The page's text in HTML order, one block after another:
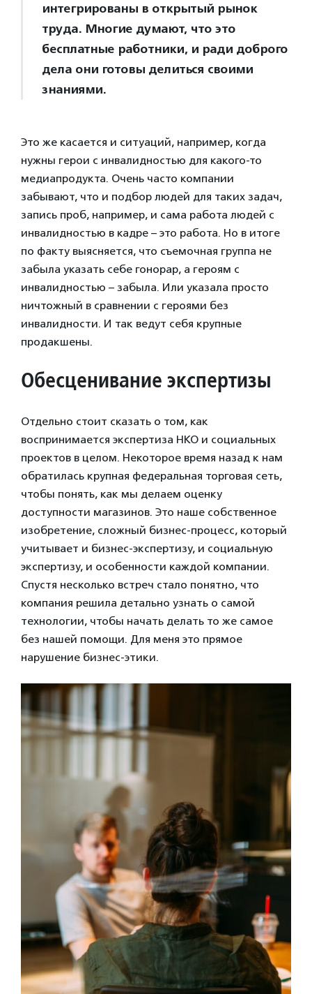
интегрированы в открытый рынок
труда. Многие думают, что это
бесплатные работники, и ради доброго
дела они готовы делиться своими
знаниями.
Это же касается и ситуаций, например, когда
нужны герои с инвалидностью для какого-то
медиапродукта. Очень часто компании
забывают, что и подбор людей для таких задач,
запись проб, например, и сама работа людей с
инвалидностью в кадре – это работа. Но в итоге
по факту выясняется, что съемочная группа не
забыла указать себе гонорар, а героям с
инвалидностью – забыла. Или указала просто
ничтожный в сравнении с героями без
инвалидности. И так ведут себя крупные
продакшены.
Обесценивание экспертизы
Отдельно стоит сказать о том, как
воспринимается экспертиза НКО и социальных
проектов в целом. Некоторое время назад к нам
обратилась крупная федеральная торговая сеть,
чтобы понять, как мы делаем оценку
доступности магазинов. Это наше собственное
изобретение, сложный бизнес-процесс, который
учитывает и бизнес-экспертизу, и социальную
экспертизу, и особенности каждой компании.
Спустя несколько встреч стало понятно, что
компания решила детально узнать о самой
технологии, чтобы начать делать то же самое
без нашей помощи. Для меня это прямое
нарушение бизнес-этики.